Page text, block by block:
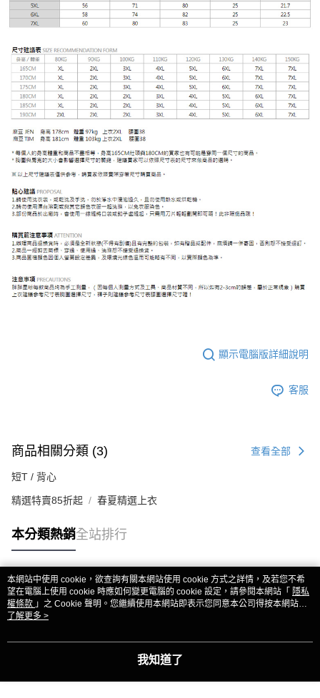
顯示電腦版詳細說明
客服
商品相關分類 (3) 查看全部
短T / 背心
精選特賣85折起 春夏精選上衣
本分類熱銷全站排行
熱門標籤
本網站中使用 cookie，欲查詢有關本網站使用 cookie 方式之詳情，及若您不希
望在電腦上使用 cookie 時應如何變更電腦的 cookie 設定，請參閱本網站「 隱私
權條款 」之 Cookie 聲明。您繼續使用本網站即表示您同意本公司得按本網站使
用條款之 Cookie 聲明使用 cookie。
了解更多 >
我知道了